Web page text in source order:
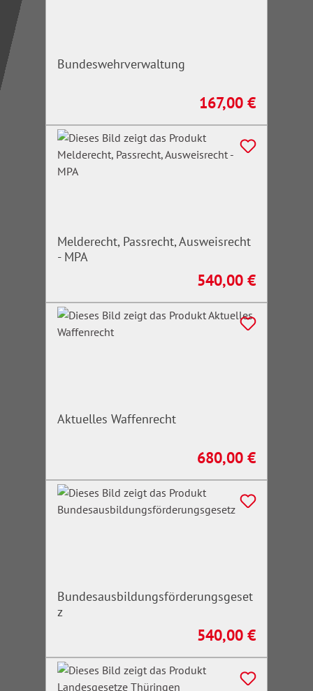
Bundeswehrverwaltung
Regulärer Preis:
167,00 €
Melderecht, Passrecht, Ausweisrecht
- MPA
Regulärer Preis:
540,00 €
Aktuelles Waffenrecht
Regulärer Preis:
680,00 €
Bundesausbildungsförderungsgeset
z
Regulärer Preis:
540,00 €